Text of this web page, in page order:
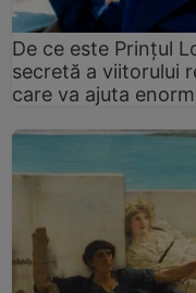
De ce este Prințul
secretă a viitorului
care va ajuta